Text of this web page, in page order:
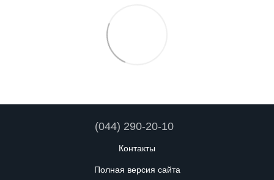
(044) 290-20-10
Контакты
Полная версия сайта